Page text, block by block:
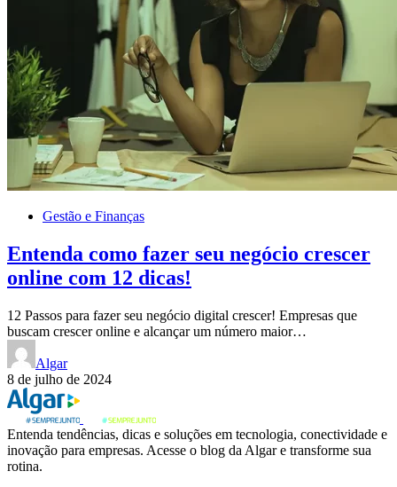
Gestão e Finanças
Entenda como fazer seu negócio crescer
online com 12 dicas!
12 Passos para fazer seu negócio digital crescer! Empresas que
buscam crescer online e alcançar um número maior…
Algar
8 de julho de 2024
Entenda tendências, dicas e soluções em tecnologia, conectividade e
inovação para empresas. Acesse o blog da Algar e transforme sua
rotina.